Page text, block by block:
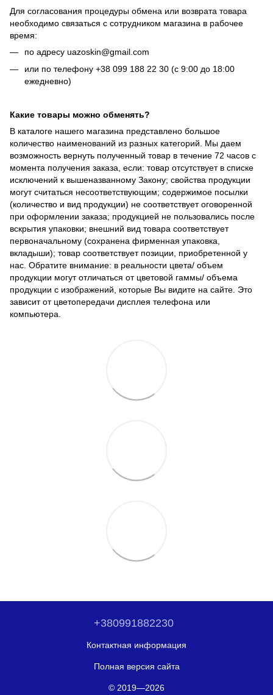
Для согласования процедуры обмена или возврата товара
необходимо связаться с сотрудником магазина в рабочее
время:
по адресу uazoskin@gmail.com
или по телефону +38 099 188 22 30 (с 9:00 до 18:00
ежедневно)
Какие товары можно обменять?
В каталоге нашего магазина представлено большое
количество наименований из разных категорий. Мы даем
возможность вернуть полученный товар в течение 72 часов с
момента получения заказа, если: товар отсутствует в списке
исключений к вышеназванному Закону; свойства продукции
могут считаться несоответствующим; содержимое посылки
(количество и вид продукции) не соответствует оговоренной
при оформлении заказа; продукцией не пользовались после
вскрытия упаковки; внешний вид товара соответствует
первоначальному (сохранена фирменная упаковка,
вкладыши); товар соответствует позиции, приобретенной у
нас. Обратите внимание: в реальности цвета/ объем
продукции могут отличаться от цветовой гаммы/ объема
продукции с изображений, которые Вы видите на сайте. Это
зависит от цветопередачи дисплея телефона или
компьютера.
+380991882230
Контактная информация
Полная версия сайта
© 2019—2026